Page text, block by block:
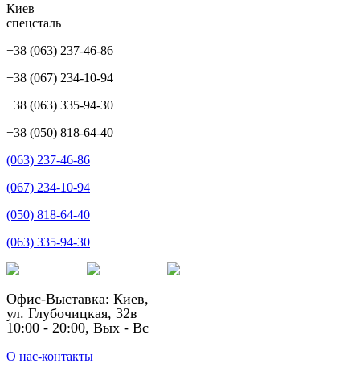
Киев
спецсталь
+38 (063) 237-46-86
+38 (067) 234-10-94
+38 (063) 335-94-30
+38 (050) 818-64-40
(063) 237-46-86
(067) 234-10-94
(050) 818-64-40
(063) 335-94-30
Офис-Выставка: Киев,
ул. Глубочицкая, 32в
10:00 - 20:00, Вых - Вс
О нас-контакты